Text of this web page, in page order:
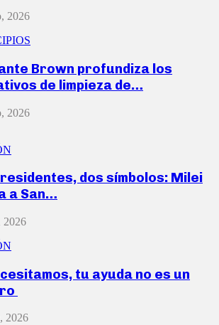
2026
Brown profundiza los
de limpieza de…
2026
dos símbolos: Milei
a San…
2026
tu ayuda no es un
2026